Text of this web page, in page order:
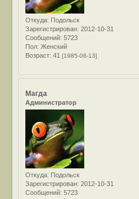
Откуда: Подольск
Зарегистрирован: 2012-10-31
Сообщений: 5723
Пол: Женский
Возраст: 41[1985-06-13]
Магда
Администратор
Откуда: Подольск
Зарегистрирован: 2012-10-31
Сообщений: 5723